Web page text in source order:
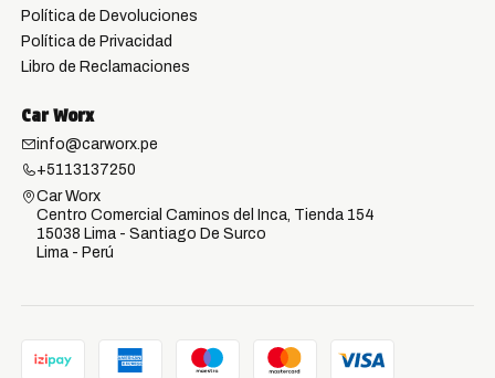
Política de Devoluciones
Política de Privacidad
Libro de Reclamaciones
Car Worx
info@carworx.pe
+5113137250
Car Worx
Centro Comercial Caminos del Inca, Tienda 154
15038 Lima - Santiago De Surco
Lima - Perú